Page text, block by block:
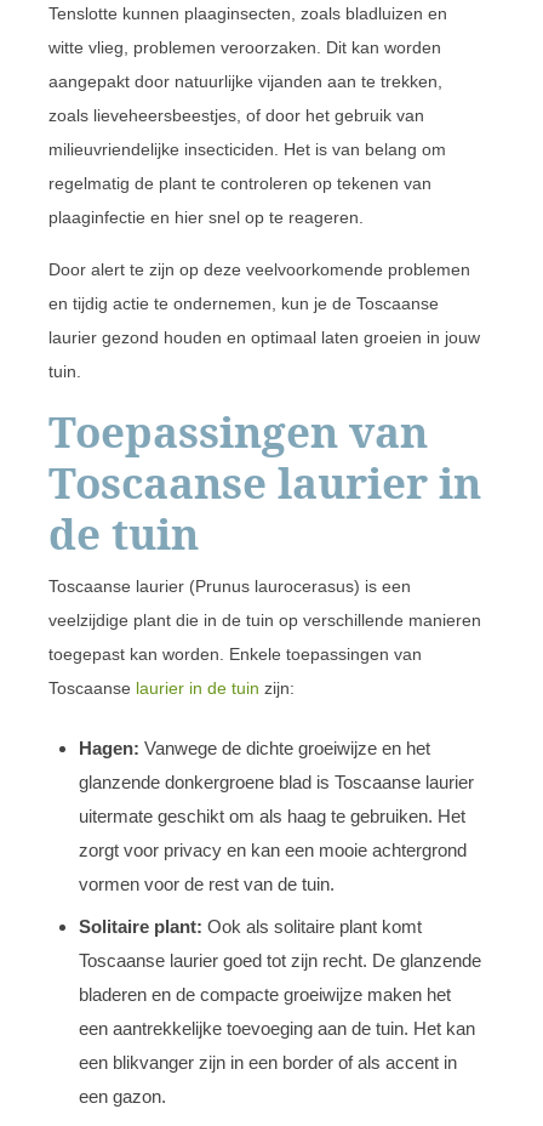
Tenslotte kunnen plaaginsecten, zoals bladluizen en
witte vlieg, problemen veroorzaken. Dit kan worden
aangepakt door natuurlijke vijanden aan te trekken,
zoals lieveheersbeestjes, of door het gebruik van
milieuvriendelijke insecticiden. Het is van belang om
regelmatig de plant te controleren op tekenen van
plaaginfectie en hier snel op te reageren.
Door alert te zijn op deze veelvoorkomende problemen
en tijdig actie te ondernemen, kun je de Toscaanse
laurier gezond houden en optimaal laten groeien in jouw
tuin.
Toepassingen van
Toscaanse laurier in
de tuin
Toscaanse laurier (Prunus laurocerasus) is een
veelzijdige plant die in de tuin op verschillende manieren
toegepast kan worden. Enkele toepassingen van
Toscaanse laurier in de tuin zijn:
Hagen: Vanwege de dichte groeiwijze en het
glanzende donkergroene blad is Toscaanse laurier
uitermate geschikt om als haag te gebruiken. Het
zorgt voor privacy en kan een mooie achtergrond
vormen voor de rest van de tuin.
Solitaire plant: Ook als solitaire plant komt
Toscaanse laurier goed tot zijn recht. De glanzende
bladeren en de compacte groeiwijze maken het
een aantrekkelijke toevoeging aan de tuin. Het kan
een blikvanger zijn in een border of als accent in
een gazon.